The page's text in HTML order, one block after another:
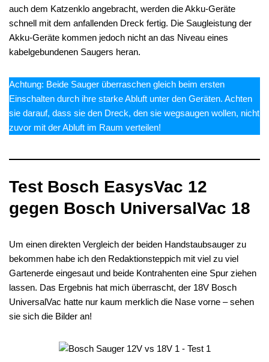
auch dem Katzenklo angebracht, werden die Akku-Geräte
schnell mit dem anfallenden Dreck fertig. Die Saugleistung der
Akku-Geräte kommen jedoch nicht an das Niveau eines
kabelgebundenen Saugers heran.
Achtung: Beide Sauger überraschen gleich beim ersten
Einschalten durch ihre starke Abluft unter den Geräten. Achten
sie darauf, dass sie den Dreck, den sie wegsaugen wollen, nicht
zuvor mit der Abluft im Raum verteilen!
Test Bosch EasysVac 12
gegen Bosch UniversalVac 18
Um einen direkten Vergleich der beiden Handstaubsauger zu
bekommen habe ich den Redaktionsteppich mit viel zu viel
Gartenerde eingesaut und beide Kontrahenten eine Spur ziehen
lassen. Das Ergebnis hat mich überrascht, der 18V Bosch
UniversalVac hatte nur kaum merklich die Nase vorne – sehen
sie sich die Bilder an!